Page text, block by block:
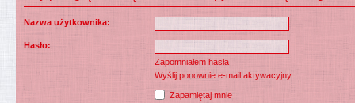
Nazwa użytkownika:
Hasło:
Zapomniałem hasła
Wyślij ponownie e-mail aktywacyjny
Zapamiętaj mnie